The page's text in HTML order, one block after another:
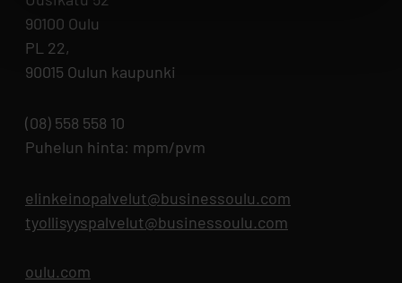
90100 Oulu
PL 22,
90015 Oulun kaupunki
(08) 558 558 10
Puhelun hinta: mpm/pvm
elinkeinopalvelut@businessoulu.com
tyollisyyspalvelut@businessoulu.com
oulu.com